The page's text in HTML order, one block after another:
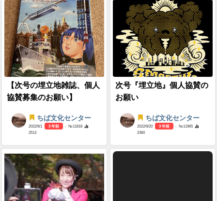
【次号の埋立地雑誌、個人
協賛募集のお願い】
ちば文化センター
2022/9/1 3 年前
- №11818
2513
次号『埋立地』個人協賛の
お願い
ちば文化センター
2022/9/20 3 年前
- №11965
2360